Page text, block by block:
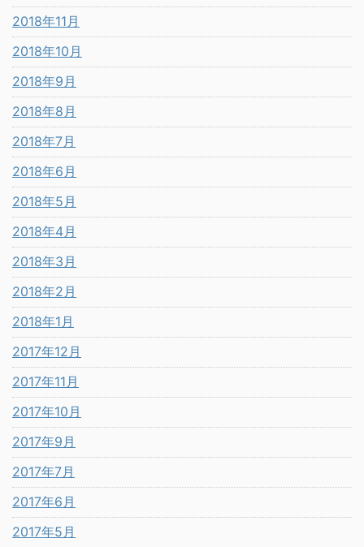
2018年11月
2018年10月
2018年9月
2018年8月
2018年7月
2018年6月
2018年5月
2018年4月
2018年3月
2018年2月
2018年1月
2017年12月
2017年11月
2017年10月
2017年9月
2017年7月
2017年6月
2017年5月